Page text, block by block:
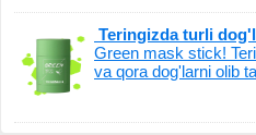
Teringizda turli
Green mask stick!
va qora dog'larni olib